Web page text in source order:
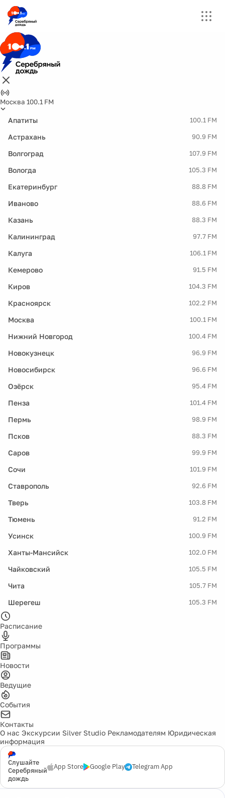
Москва 100.1 FM
Апатиты 100.1 FM
Астрахань 90.9 FM
Волгоград 107.9 FM
Вологда 105.3 FM
Екатеринбург 88.8 FM
Иваново 88.6 FM
Казань 88.3 FM
Калининград 97.7 FM
Калуга 106.1 FM
Кемерово 91.5 FM
Киров 104.3 FM
Красноярск 102.2 FM
Москва 100.1 FM
Нижний Новгород 100.4 FM
Новокузнецк 96.9 FM
Новосибирск 96.6 FM
Озёрск 95.4 FM
Пенза 101.4 FM
Пермь 98.9 FM
Псков 88.3 FM
Саров 99.9 FM
Сочи 101.9 FM
Ставрополь 92.6 FM
Тверь 103.8 FM
Тюмень 91.2 FM
Усинск 100.9 FM
Ханты-Мансийск 102.0 FM
Чайковский 105.5 FM
Чита 105.7 FM
Шерегеш 105.3 FM
Расписание
Программы
Новости
Ведущие
События
Контакты
О нас Экскурсии Silver Studio Рекламодателям Юридическая
информация
Слушайте
Серебряный
дождь
App Store Google Play Telegram App